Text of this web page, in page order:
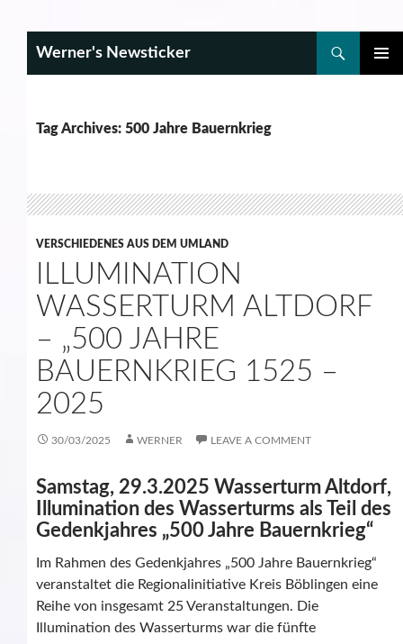
Werner's Newsticker
Tag Archives: 500 Jahre Bauernkrieg
VERSCHIEDENES AUS DEM UMLAND
ILLUMINATION
WASSERTURM ALTDORF
– „500 JAHRE
BAUERNKRIEG 1525 –
2025
30/03/2025 WERNER LEAVE A COMMENT
Samstag, 29.3.2025 Wasserturm Altdorf,
Illumination des Wasserturms als Teil des
Gedenkjahres „500 Jahre Bauernkrieg“
Im Rahmen des Gedenkjahres „500 Jahre Bauernkrieg“
veranstaltet die Regionalinitiative Kreis Böblingen eine
Reihe von insgesamt 25 Veranstaltungen. Die
Illumination des Wasserturms war die fünfte